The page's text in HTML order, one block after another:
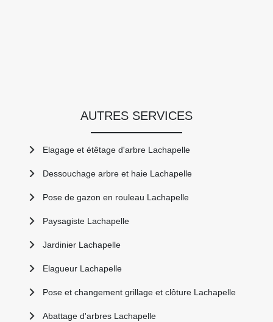
AUTRES SERVICES
Elagage et étêtage d'arbre Lachapelle
Dessouchage arbre et haie Lachapelle
Pose de gazon en rouleau Lachapelle
Paysagiste Lachapelle
Jardinier Lachapelle
Elagueur Lachapelle
Pose et changement grillage et clôture Lachapelle
Abattage d'arbres Lachapelle